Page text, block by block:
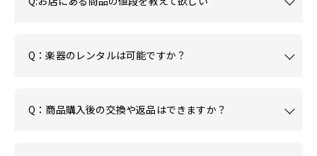
Q：楽器のレンタルは可能ですか？
Q：商品購入後の交換や返品はできますか？